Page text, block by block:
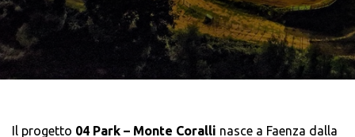
Il progetto 04 Park – Monte Coralli nasce a Faenza dalla